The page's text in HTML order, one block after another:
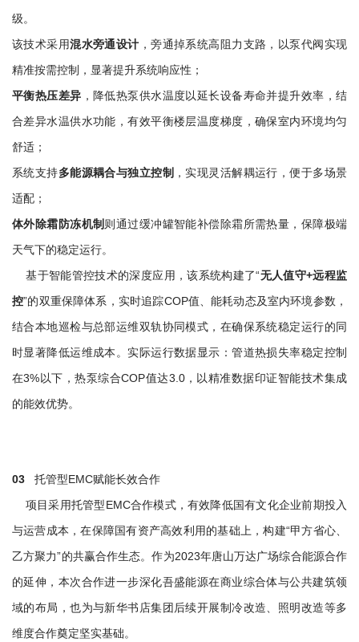
级。
该技术采用混水旁通设计 ，旁通掉系统高阻力支路，以泵代阀实现
精准按需控制，显著提升系统响应性；
平衡热压差异 ，降低热泵供水温度以延长设备寿命并提升效率，结
合差异水温供水功能，有效平衡楼层温度梯度，确保室内环境均匀
舒适；
系统支持多能源耦合与独立控制 ，实现灵活解耦运行，便于多场景
适配；
体外除霜防冻机制 则通过缓冲罐智能补偿除霜所需热量，保障极端
天气下的稳定运行。
基于智能管控技术的深度应用，该系统构建了“无人值守+远程监
控”的双重保障体系，实时追踪COP值、能耗动态及室内环境参数，
结合本地巡检与总部运维双轨协同模式，在确保系统稳定运行的同
时显著降低运维成本。实际运行数据显示：管道热损失率稳定控制
在3%以下，热泵综合COP值达3.0，以精准数据印证智能技术集成
的能效优势。
03 托管型EMC赋能长效合作
项目采用托管型EMC合作模式，有效降低国有文化企业前期投入
与运营成本，在保障国有资产高效利用的基础上，构建“甲方省心、
乙方聚力”的共赢合作生态。作为2023年唐山万达广场综合能源合作
的延伸，本次合作进一步深化吾盛能源在商业综合体与公共建筑领
域的布局，也为与新华书店集团后续开展制冷改造、照明改造等多
维度合作奠定坚实基础。